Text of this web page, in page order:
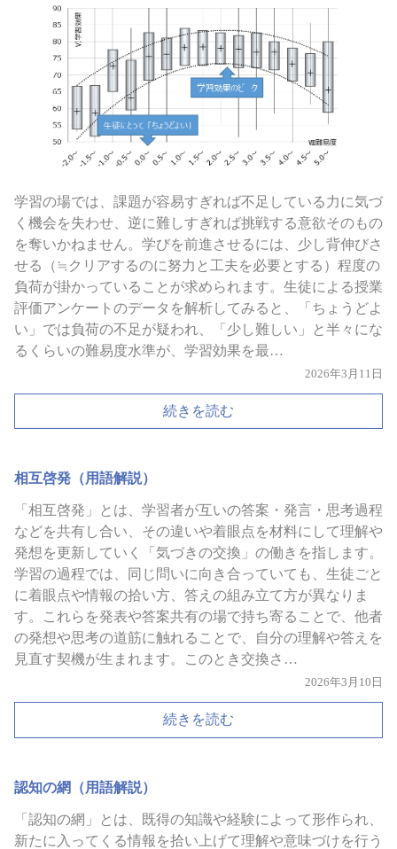
学習の場では、課題が容易すぎれば不足している力に気づ
く機会を失わせ、逆に難しすぎれば挑戦する意欲そのもの
を奪いかねません。学びを前進させるには、少し背伸びさ
せる（≒クリアするのに努力と工夫を必要とする）程度の
負荷が掛かっていることが求められます。生徒による授業
評価アンケートのデータを解析してみると、「ちょうどよ
い」では負荷の不足が疑われ、「少し難しい」と半々にな
るくらいの難易度水準が、学習効果を最…
2026年3月11日
続きを読む
相互啓発（用語解説）
「相互啓発」とは、学習者が互いの答案・発言・思考過程
などを共有し合い、その違いや着眼点を材料にして理解や
発想を更新していく「気づきの交換」の働きを指します。
学習の過程では、同じ問いに向き合っていても、生徒ごと
に着眼点や情報の拾い方、答えの組み立て方が異なりま
す。これらを発表や答案共有の場で持ち寄ることで、他者
の発想や思考の道筋に触れることで、自分の理解や答えを
見直す契機が生まれます。このとき交換さ…
2026年3月10日
続きを読む
認知の網（用語解説）
「認知の網」とは、既得の知識や経験によって形作られ、
新たに入ってくる情報を拾い上げて理解や意味づけを行う